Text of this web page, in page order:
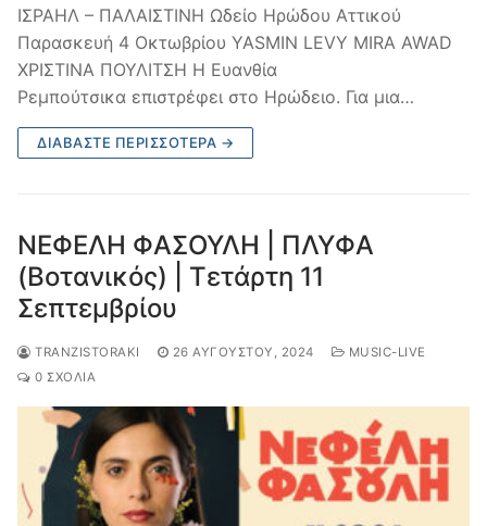
ΙΣΡΑΗΛ – ΠΑΛΑΙΣΤΙΝΗ Ωδείο Ηρώδου Αττικού
Παρασκευή 4 Οκτωβρίου YASMIN LEVY MIRA AWAD
ΧΡΙΣΤΙΝΑ ΠΟΥΛΙΤΣΗ Η Ευανθία
Ρεμπούτσικα επιστρέφει στο Ηρώδειο. Για μια…
ΔΙΑΒΆΣΤΕ ΠΕΡΙΣΣΌΤΕΡΑ →
ΝΕΦΕΛΗ ΦΑΣΟΥΛΗ | ΠΛΥΦΑ
(Βοτανικός) | Τετάρτη 11
Σεπτεμβρίου
TRANZISTORAKI 26 ΑΥΓΟΎΣΤΟΥ, 2024
MUSIC-LIVE
0 ΣΧΌΛΙΑ